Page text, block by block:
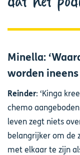
Minella:
worden ineens
Reinder: ‘Kinga
chemo
leven zegt niets
belangrijker om de
met elkaar te zijn